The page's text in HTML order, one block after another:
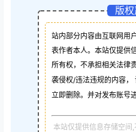
版
站内部分内容由互联网用
表作者本人。本站仅提供
所有权，不承担相关法律
袭侵权/违法违规的内容，
立即删除。并对发布账号
本站仅提供信息存储空间